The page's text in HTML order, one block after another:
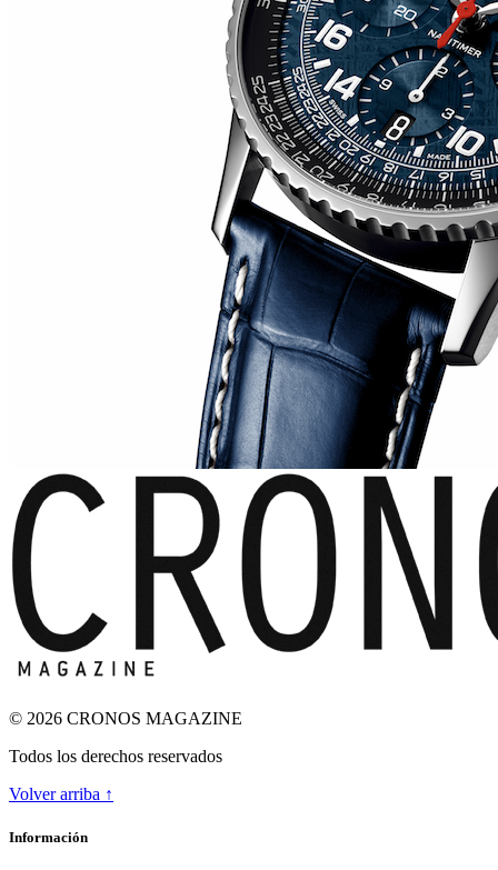
© 2026 CRONOS MAGAZINE
Todos los derechos reservados
Volver arriba ↑
Información